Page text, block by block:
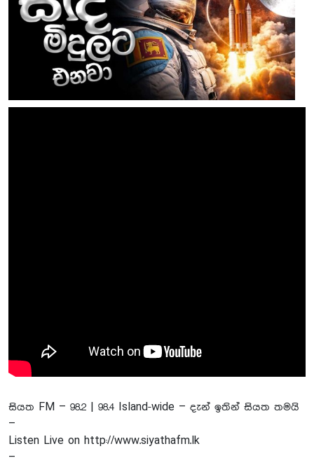
සියත FM – 98.2 | 98.4 Island-wide – දැන් ඉතින් සියත තමයි
–
Listen Live on http://www.siyathafm.lk
–